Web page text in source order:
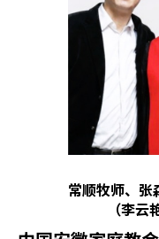
常顺牧师、张
（李云